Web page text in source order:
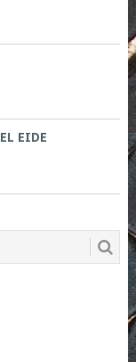
EIDE